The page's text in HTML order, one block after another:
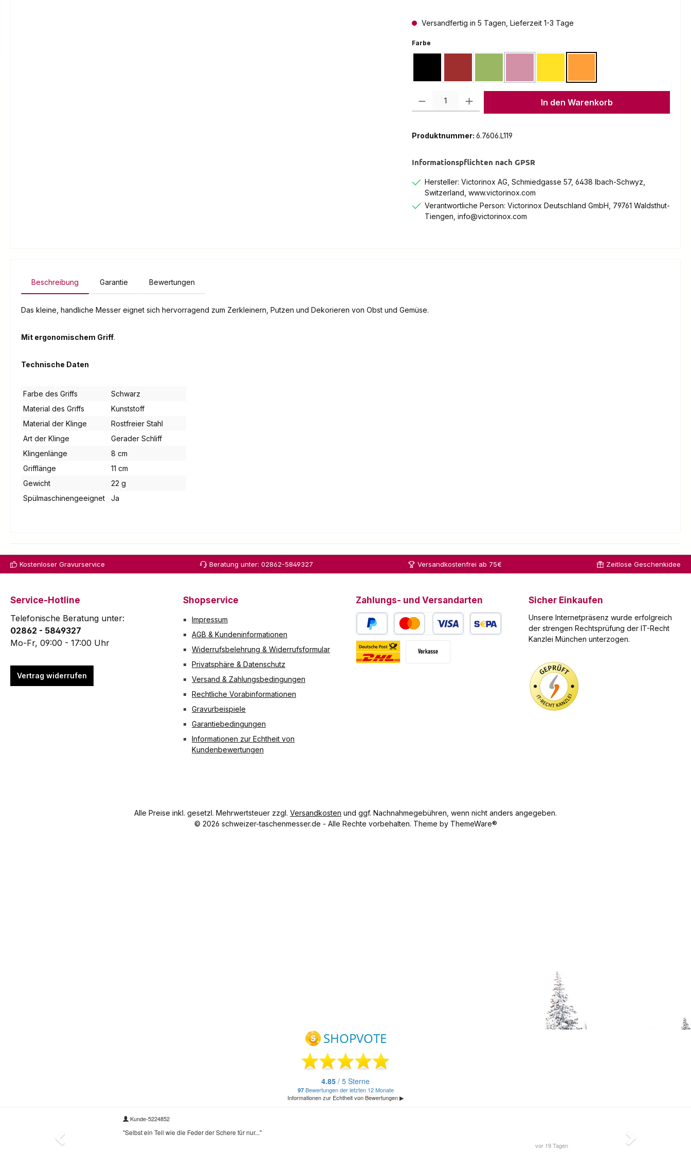
Versandfertig in 5 Tagen, Lieferzeit 1-3 Tage
Farbeauswählen
Produkt Anzahl: Gib den gewünschten Wert ein oder benutze die Schaltflächen
In den Warenkorb
Produktnummer: 6.7606.L119
Informationspflichten nach GPSR
Hersteller: Victorinox AG, Schmiedgasse 57, 6438 Ibach-Schwyz,
Switzerland, www.victorinox.com
Verantwortliche Person: Victorinox Deutschland GmbH, 79761 Waldsthut-
Tiengen, info@victorinox.com
Beschreibung Garantie Bewertungen
Das kleine, handliche Messer eignet sich hervorragend zum Zerkleinern, Putzen und Dekorieren von Obst und Gemüse.
Mit ergonomischem Griff.
Technische Daten
Farbe des Griffs
Schwarz
Material des Griffs
Kunststoff
Material der Klinge
Rostfreier Stahl
Art der Klinge
Gerader Schliff
Klingenlänge
8 cm
Grifflänge
11 cm
Gewicht
22 g
Spülmaschinengeeignet
Ja
Kostenloser Gravurservice Beratung unter: 02862-5849327 Versandkostenfrei ab 75€ Zeitlose Geschenkidee
Service-Hotline
Telefonische Beratung unter:
02862 - 5849327
Mo-Fr, 09:00 - 17:00 Uhr
Vertrag widerrufen
Shopservice
Impressum
AGB & Kundeninformationen
Widerrufsbelehrung & Widerrufsformular
Privatsphäre & Datenschutz
Versand & Zahlungsbedingungen
Rechtliche Vorabinformationen
Gravurbeispiele
Garantiebedingungen
Informationen zur Echtheit von
Kundenbewertungen
Zahlungs- und Versandarten
PayPal Kredit- oder Debitkarte
Sicher Einkaufen
Unsere Internetpräsenz wurde erfolgreich
der strengen Rechtsprüfung der IT-Recht
Kanzlei München unterzogen.
Alle Preise inkl. gesetzl. Mehrwertsteuer zzgl. Versandkosten und ggf. Nachnahmegebühren, wenn nicht anders angegeben.
© 2026 schweizer-taschenmesser.de - Alle Rechte vorbehalten. Theme by ThemeWare®